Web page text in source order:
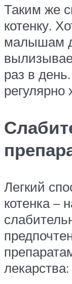
Таким же
котенку.
малышам
раз в
регулярно
Легкий
котенка –
лекарства: